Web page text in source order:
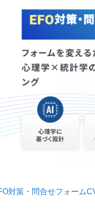
対策・問合せフォーム